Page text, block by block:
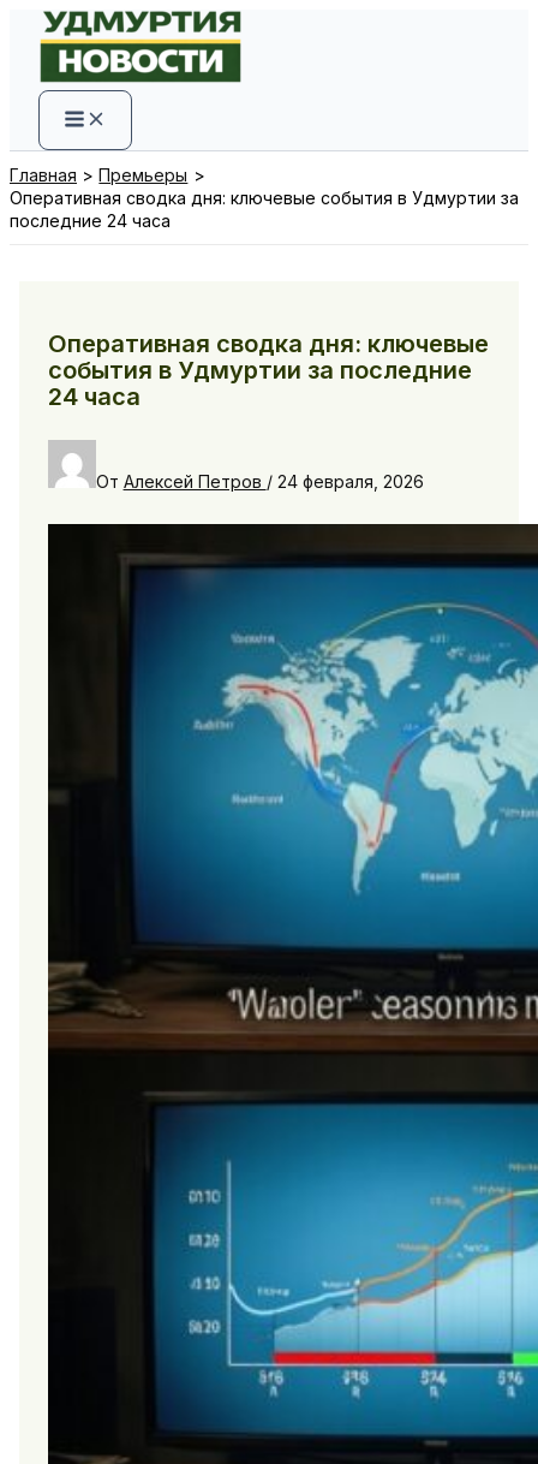
Перейти
содержимому
Главная
Премьеры
Оперативная сводка дня: ключевые события в Удмуртии за
последние 24 часа
Оперативная сводка дня: ключевые
события в Удмуртии за последние
24 часа
От Алексей Петров / 24 февраля, 2026